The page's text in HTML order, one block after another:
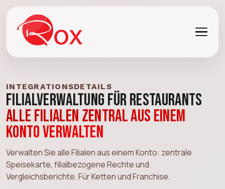
INTEGRATIONSDETAILS
Filialverwaltung für Restaurants
Alle Filialen zentral aus einem
Konto verwalten
Verwalten Sie alle Filialen aus einem Konto: zentrale
Speisekarte, filialbezogene Rechte und
Vergleichsberichte. Für Ketten und Franchise.